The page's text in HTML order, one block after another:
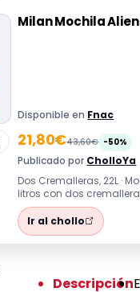
Milan Mochila
Disponible en Fnac
21,80€43,60€ -50%
Publicado por CholloYa
Dos Cremalleras, 22L ·
litros con dos
tus cosas al cole o de
Ir al chollo
Descripción